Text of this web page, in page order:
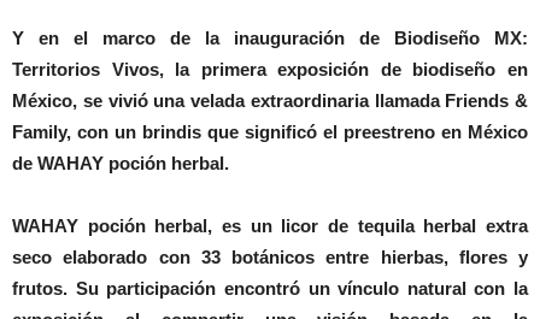
Y en el marco de la inauguración de Biodiseño MX:
Territorios Vivos, la primera exposición de biodiseño en
México, se vivió una velada extraordinaria llamada Friends &
Family, con un brindis que significó el preestreno en México
de WAHAY poción herbal.
WAHAY poción herbal, es un licor de tequila herbal extra
seco elaborado con 33 botánicos entre hierbas, flores y
frutos. Su participación encontró un vínculo natural con la